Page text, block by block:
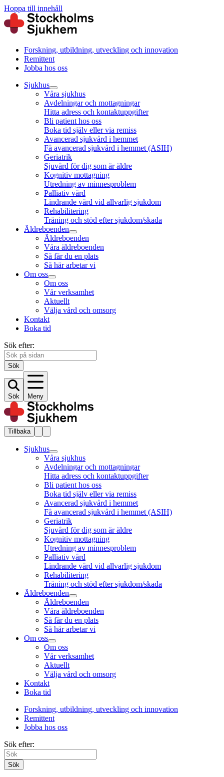
Hoppa till innehåll
Forskning, utbildning, utveckling och innovation
Remittent
Jobba hos oss
Sjukhus
Våra sjukhus
Avdelningar och mottagningar
Hitta adress och kontaktuppgifter
Bli patient hos oss
Boka tid själv eller via remiss
Avancerad sjukvård i hemmet
Få avancerad sjukvård i hemmet (ASIH)
Geriatrik
Sjuvård för dig som är äldre
Kognitiv mottagning
Utredning av minnesproblem
Palliativ vård
Lindrande vård vid allvarlig sjukdom
Rehabilitering
Träning och stöd efter sjukdom/skada
Äldreboenden
Äldreboenden
Våra äldreboenden
Så får du en plats
Så här arbetar vi
Om oss
Om oss
Vår verksamhet
Aktuellt
Välja vård och omsorg
Kontakt
Boka tid
Sök efter:
Sök
Sök Meny
Tillbaka
Sjukhus
Våra sjukhus
Avdelningar och mottagningar
Hitta adress och kontaktuppgifter
Bli patient hos oss
Boka tid själv eller via remiss
Avancerad sjukvård i hemmet
Få avancerad sjukvård i hemmet (ASIH)
Geriatrik
Sjuvård för dig som är äldre
Kognitiv mottagning
Utredning av minnesproblem
Palliativ vård
Lindrande vård vid allvarlig sjukdom
Rehabilitering
Träning och stöd efter sjukdom/skada
Äldreboenden
Äldreboenden
Våra äldreboenden
Så får du en plats
Så här arbetar vi
Om oss
Om oss
Vår verksamhet
Aktuellt
Välja vård och omsorg
Kontakt
Boka tid
Forskning, utbildning, utveckling och innovation
Remittent
Jobba hos oss
Sök efter:
Sök